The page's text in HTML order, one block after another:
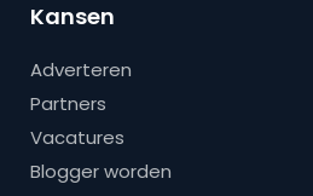
Kansen
Adverteren
Partners
Vacatures
Blogger worden